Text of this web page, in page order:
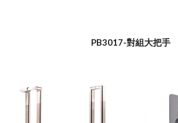
PB3017-對組大把手